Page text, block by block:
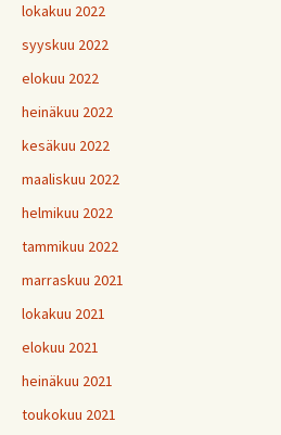
lokakuu 2022
syyskuu 2022
elokuu 2022
heinäkuu 2022
kesäkuu 2022
maaliskuu 2022
helmikuu 2022
tammikuu 2022
marraskuu 2021
lokakuu 2021
elokuu 2021
heinäkuu 2021
toukokuu 2021